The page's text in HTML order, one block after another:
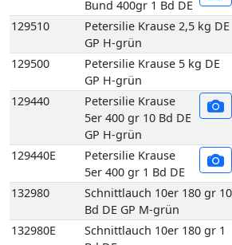
129440
Petersilie Krause
5er 400 gr 10 Bd DE
GP H-grün
129440E
Petersilie Krause
5er 400 gr 1 Bd DE
132980
Schnittlauch 10er 180 gr 10
Bd DE GP M-grün
Schnittlauch 10er 180 gr 1
Bd DE
132990
Schnittlauch 5er 180 gr 10
Bd DE GP M-grün
Schnittlauch 5er 180 gr 1
Bd DE